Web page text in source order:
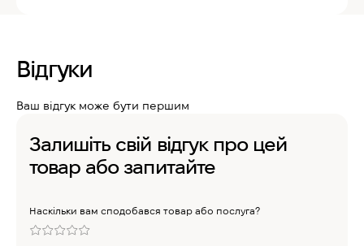
Відгуки
Ваш відгук може бути першим
Залишіть свій відгук про цей
товар або запитайте
Наскільки вам сподобався товар або послуга?